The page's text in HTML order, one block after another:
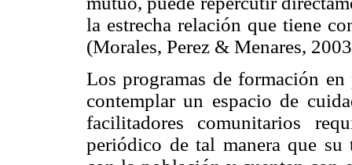
la estrecha relación que tiene
(Morales, Perez & Menares,
Los programas de formación
contemplar un espacio de
facilitadores comunitarios
periódico de tal manera que